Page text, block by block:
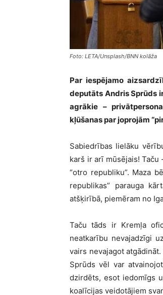
Foto: LETA/Unsplash/BNN kolāža
Par iespējamo
deputāts Andris Sprūds
agrākie –
kļūšanas par joprojām
Sabiedrības lielāku
karš ir arī mūsējais! Taču
“otro republiku”. Maza
republikas” parauga
atšķirībā, piemēram no
Taču tāds ir Kremļa
neatkarību nevajadzīgi
vairs nevajagot
Sprūds vēl var
dzirdēts, esot iedomīgs
koalīcijas veidotājiem